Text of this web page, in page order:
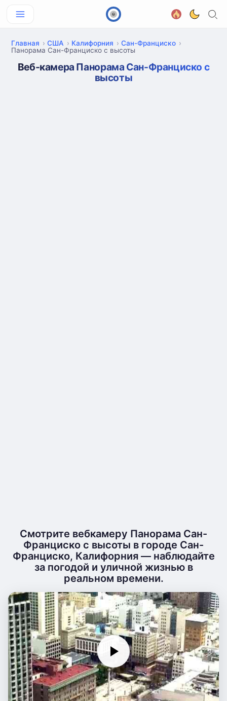
Главная США Калифорния
Сан-Франциско
Панорама Сан-Франциско с высоты
Веб-камера Панорама Сан-Франциско с
высоты
Смотрите вебкамеру Панорама Сан-
Франциско с высоты в городе Сан-
Франциско, Калифорния — наблюдайте
за погодой и уличной жизнью в
реальном времени.